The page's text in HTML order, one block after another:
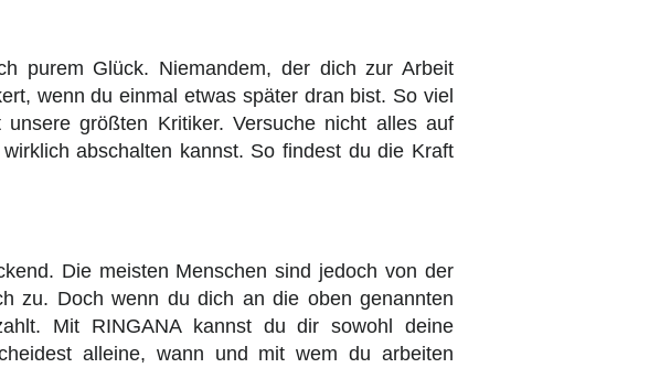
purem Glück. Niemandem, der dich zur Arbeit
wenn du einmal etwas später dran bist. So viel
größten Kritiker. Versuche nicht alles auf
abschalten kannst. So findest du die Kraft
Die meisten Menschen sind jedoch von der
zu. Doch wenn du dich an die oben genannten
Mit RINGANA kannst du dir sowohl deine
alleine, wann und mit wem du arbeiten